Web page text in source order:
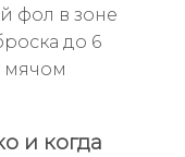
фол в зоне
до 6
мячом
и когда